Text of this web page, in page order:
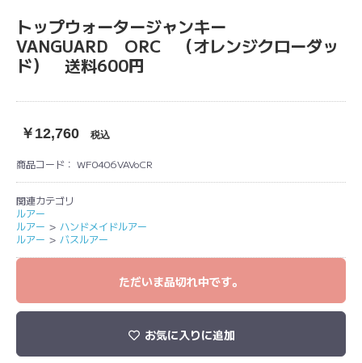
トップウォータージャンキー
VANGUARD ORC （オレンジクローダッ
ド） 送料600円
￥12,760 税込
商品コード： WF0406VAVoCR
関連カテゴリ
ルアー
ルアー ＞ ハンドメイドルアー
ルアー ＞ バスルアー
ただいま品切れ中です。
お気に入りに追加